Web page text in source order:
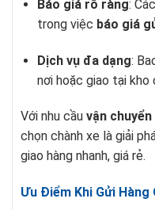
Báo giá rõ ràng:
trong việc báo giá
Dịch vụ đa dạng:
nơi hoặc giao tại kho
Với nhu cầu vận
chọn chành xe là giải
giao hàng nhanh, giá rẻ.
Ưu Điểm Khi Gửi Hàng